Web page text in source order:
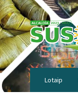
Skip
to
content
Skip
to
main
navigation
Skip
to
footer
Lotaip